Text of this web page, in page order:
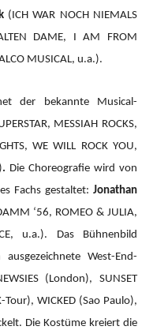
(ICH WAR NOCH NIEMALS
DAME, I AM FROM
MUSICAL, u.a.).
der bekannte Musical-
MESSIAH ROCKS,
WE WILL ROCK YOU,
. Die Choreografie wird von
Fachs gestaltet: Jonathan
‘56, ROMEO & JULIA,
u.a.). Das Bühnenbild
West-End-
(London), SUNSET
Tour), WICKED (Sao Paulo),
Die Kostüme kreiert die